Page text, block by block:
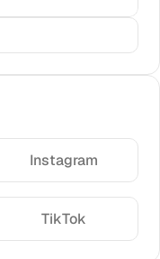
Instagram
TikTok